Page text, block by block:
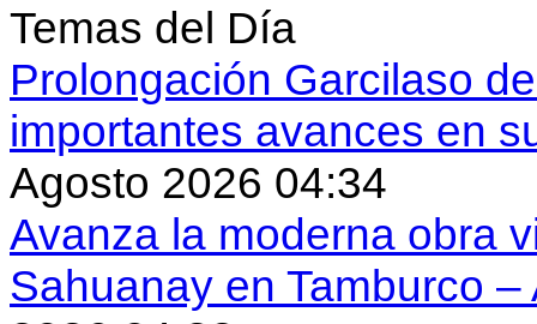
Temas del Día
Prolongación Garcilaso
importantes avances en
Agosto 2026 04:34
Avanza la moderna obra
Sahuanay en Tamburco